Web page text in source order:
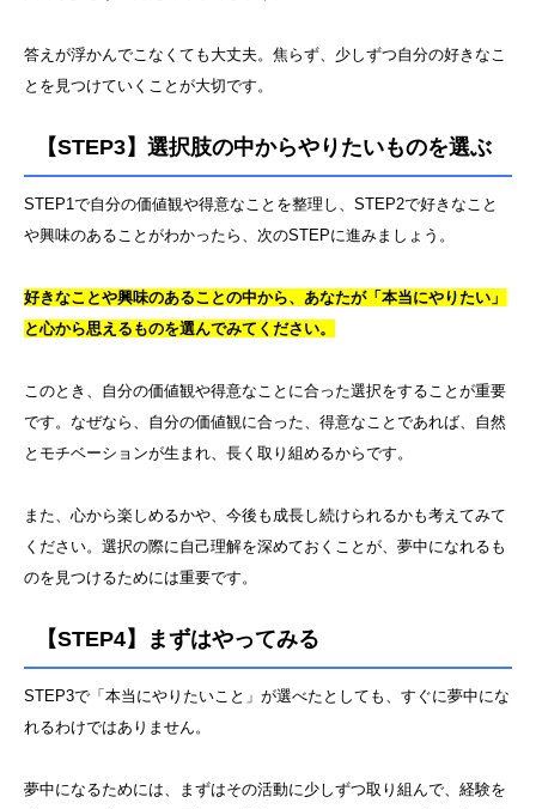
答えが浮かんでこなくても大丈夫。焦らず、少しずつ自分の好きなこ
とを見つけていくことが大切です。
【STEP3】選択肢の中からやりたいものを選ぶ
STEP1で自分の価値観や得意なことを整理し、STEP2で好きなこと
や興味のあることがわかったら、次のSTEPに進みましょう。
好きなことや興味のあることの中から、あなたが「本当にやりたい」
と心から思えるものを選んでみてください。
このとき、自分の価値観や得意なことに合った選択をすることが重要
です。なぜなら、自分の価値観に合った、得意なことであれば、自然
とモチベーションが生まれ、長く取り組めるからです。
また、心から楽しめるかや、今後も成長し続けられるかも考えてみて
ください。選択の際に自己理解を深めておくことが、夢中になれるも
のを見つけるためには重要です。
【STEP4】まずはやってみる
STEP3で「本当にやりたいこと」が選べたとしても、すぐに夢中にな
れるわけではありません。
夢中になるためには、まずはその活動に少しずつ取り組んで、経験を